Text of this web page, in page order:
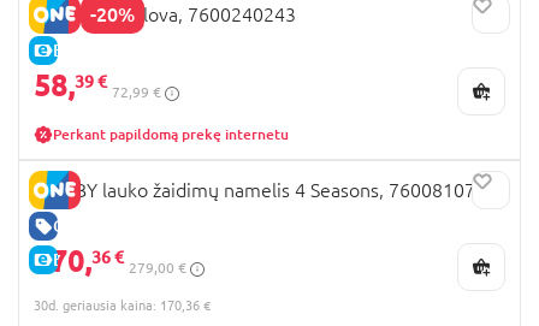
-20%
E-KAINA
SMOBY lėlių lova, 7600240243
58,39 €
72,99 €
Perkant papildomą prekę internetu
GERA KAINA
E-KAINA
SMOBY lauko žaidimų namelis 4 Seasons, 7600810731
170,36 €
279,00 €
30d. geriausia kaina: 170,36 €